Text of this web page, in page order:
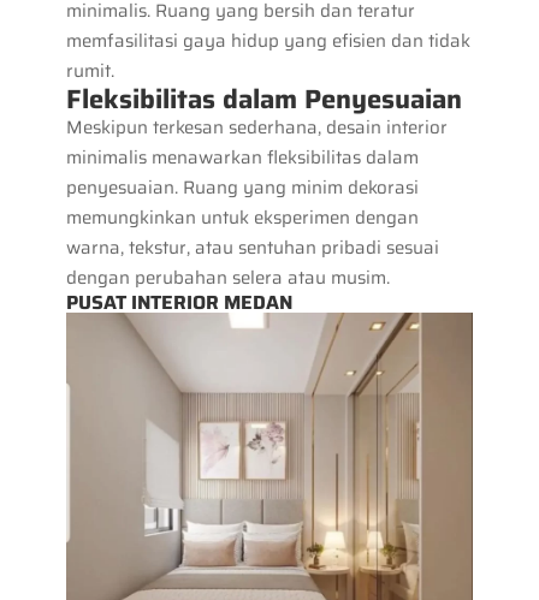
minimalis. Ruang yang bersih dan teratur
memfasilitasi gaya hidup yang efisien dan tidak
rumit.
Fleksibilitas dalam Penyesuaian
Meskipun terkesan sederhana, desain interior
minimalis menawarkan fleksibilitas dalam
penyesuaian. Ruang yang minim dekorasi
memungkinkan untuk eksperimen dengan
warna, tekstur, atau sentuhan pribadi sesuai
dengan perubahan selera atau musim.
PUSAT INTERIOR MEDAN